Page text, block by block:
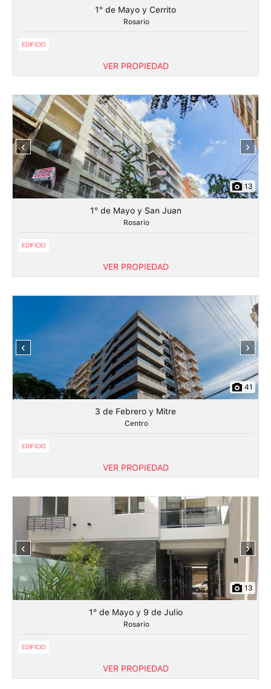
1° de Mayo y Cerrito
Rosario
EDIFICIO
VER PROPIEDAD
‹ ›
13
1° de Mayo y San Juan
Rosario
EDIFICIO
VER PROPIEDAD
‹ ›
41
3 de Febrero y Mitre
Centro
EDIFICIO
VER PROPIEDAD
‹ ›
13
1° de Mayo y 9 de Julio
Rosario
EDIFICIO
VER PROPIEDAD